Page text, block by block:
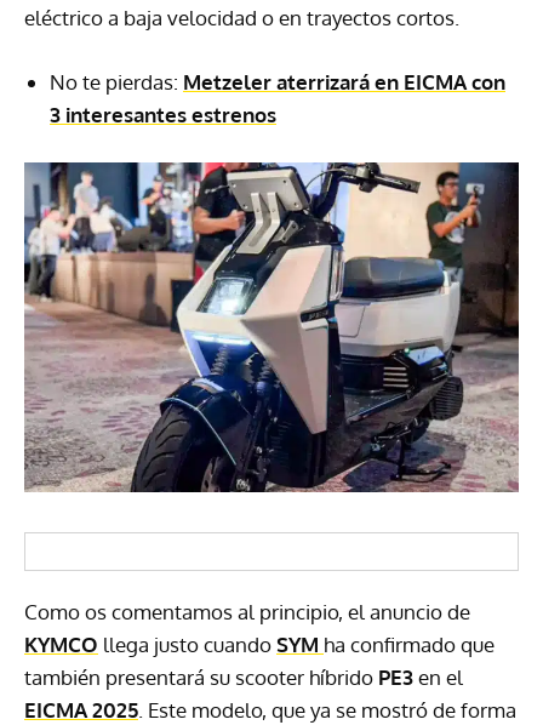
eléctrico a baja velocidad o en trayectos cortos.
No te pierdas: Metzeler aterrizará en EICMA con
3 interesantes estrenos
Como os comentamos al principio, el anuncio de
KYMCO llega justo cuandoSYM ha confirmado que
también presentará su scooter híbrido PE3en el
EICMA 2025. Este modelo, que ya se mostró de forma